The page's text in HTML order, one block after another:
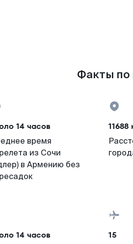
Факты по
14 часов
время
из Сочи
в Армению без
11688
14 часов 15